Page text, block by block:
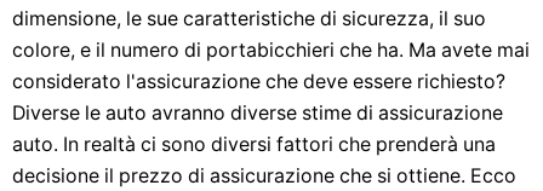
dimensione, le sue caratteristiche di sicurezza, il suo
colore, e il numero di portabicchieri che ha. Ma avete mai
considerato l'assicurazione che deve essere richiesto?
Diverse le auto avranno diverse stime di assicurazione
auto. In realtà ci sono diversi fattori che prenderà una
decisione il prezzo di assicurazione che si ottiene. Ecco